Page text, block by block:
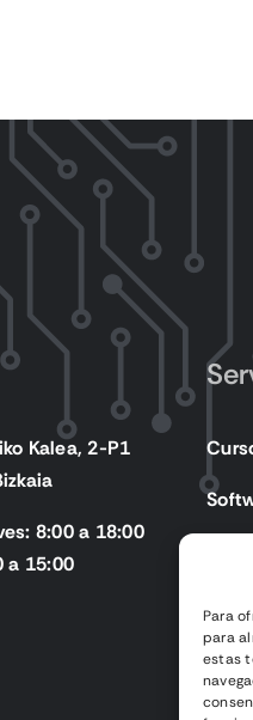
Para
para
estas
Kalea, 2-P1
8:00 a 18:00
a 15:00